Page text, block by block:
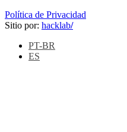
Política de Privacidad
Sitio por: hacklab/
PT-BR
ES